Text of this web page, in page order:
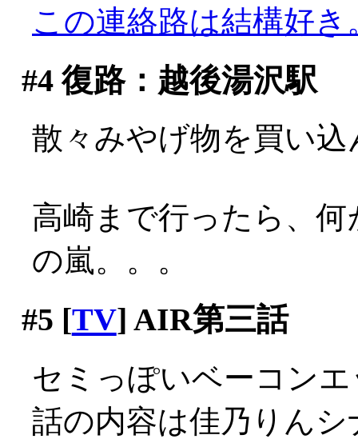
この連絡路は結構好き
#4復路：越後湯沢駅
散々みやげ物を買い
高崎まで行ったら、
の嵐。。。
#5 [TV] AIR第三話
セミっぽいベーコン
話の内容は佳乃りん